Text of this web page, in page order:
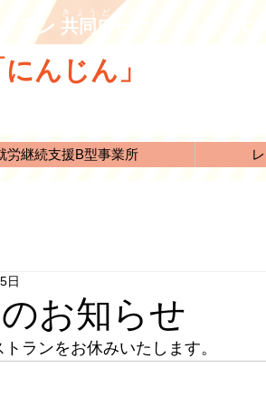
ラン 共同ワークショップ「
きょうどうわーくしょっぷ
んじん」
労継続支援B型事業所
お知らせ
日
ランをお休みいたします。